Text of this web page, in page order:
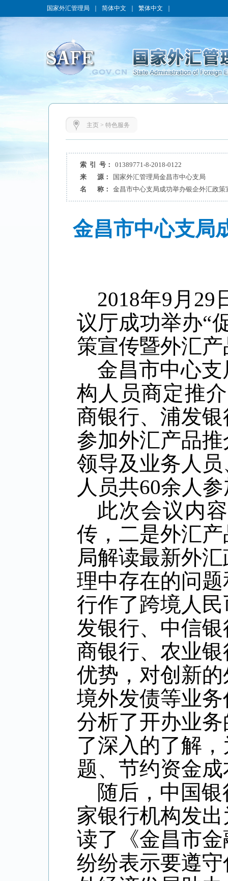
国家外汇管理局 简体中文 繁体中文
主页> 特色服务
索 引 号：
01389771-8-2018-0122
来 源：
国家外汇管理局金昌市中心支局
名 称：
金昌市中心支局成功举办银企外汇政策
金昌市中心支局
2018年9月
议厅成功举办“
策宣传暨外汇
金昌市中心
构人员商定推
商银行、浦发
参加外汇产品
领导及业务人
人员共60余人
此次会议内
传，二是外汇
局解读最新外
理中存在的问
行作了跨境人
发银行、中信
商银行、农业
优势，对创新
境外发债等业
分析了开办业
了深入的了解
题、节约资金
随后，中国
家银行机构发
读了《金昌市
纷纷表示要遵